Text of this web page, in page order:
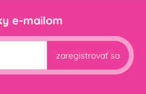
e-mailom
zaregistrovať sa